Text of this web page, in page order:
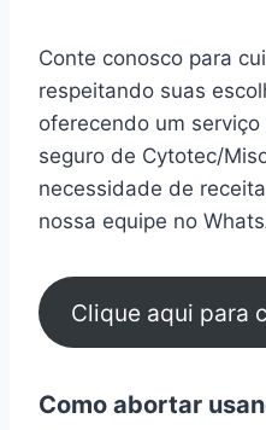
Conte conosco para
respeitando suas
oferecendo um
seguro de Cytotec/
necessidade de
nossa equipe no
Clique aqui para
Como abortar